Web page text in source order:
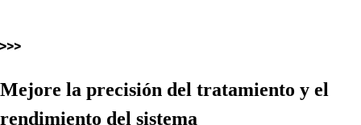
Mejore la precisión del tratamiento y el
rendimiento del sistema